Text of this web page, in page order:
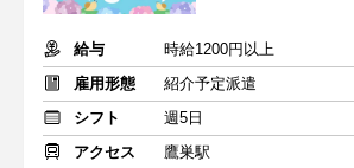
給与
時給1200円以上
雇用形態
紹介予定派遣
シフト
週5日
アクセス
鷹巣駅